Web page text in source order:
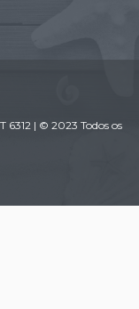
6312 | © 2023 Todos os